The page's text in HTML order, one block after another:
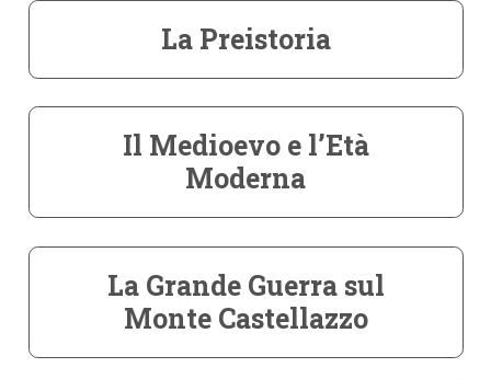
La Preistoria
Il Medioevo e l’Età
Moderna
La Grande Guerra sul
Monte Castellazzo